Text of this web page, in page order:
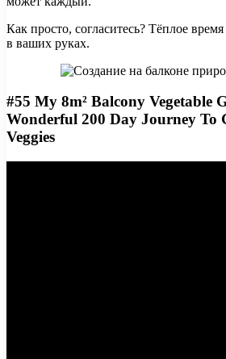
Как просто, согласитесь? Тёплое
в ваших руках.
#55 My 8m² Balcony Vegetable
Wonderful 200 Day Journey To
Veggies